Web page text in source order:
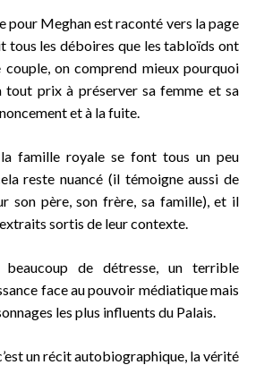
pour Meghan est raconté vers la page
tous les déboires que les tabloïds ont
on comprend mieux pourquoi
tout prix à préserver sa femme et sa
et à la fuite.
famille royale se font tous un peu
reste nuancé (il témoigne aussi de
son père, son frère, sa famille), et il
sortis de leur contexte.
de détresse, un terrible
face au pouvoir médiatique mais
les plus influents du Palais.
c’est un récit autobiographique, la vérité